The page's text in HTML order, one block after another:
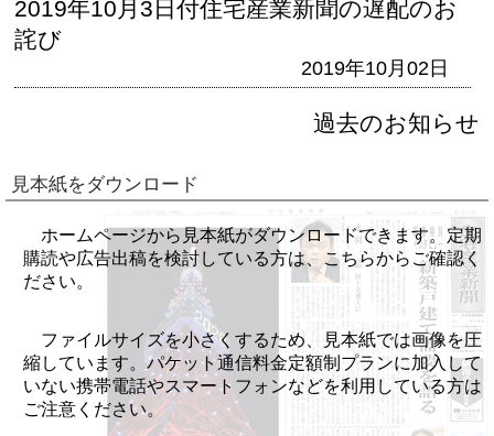
2019年10月3日付住宅産業新聞の遅配のお
詫び
2019年10月02日
過去のお知らせ
見本紙をダウンロード
ホームページから見本紙がダウンロードできます。定期
購読や広告出稿を検討している方は、こちらからご確認く
ださい。
ファイルサイズを小さくするため、見本紙では画像を圧
縮しています。パケット通信料金定額制プランに加入して
いない携帯電話やスマートフォンなどを利用している方は
ご注意ください。